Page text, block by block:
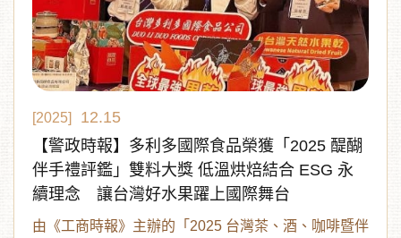
[2025]
12.15
【警政時報】多利多國際食品榮獲「2025 醍醐
伴手禮評鑑」雙料大獎 低溫烘焙結合 ESG 永
續理念 讓台灣好水果躍上國際舞台
由《工商時報》主辦的「2025 台灣茶、酒、咖啡暨伴